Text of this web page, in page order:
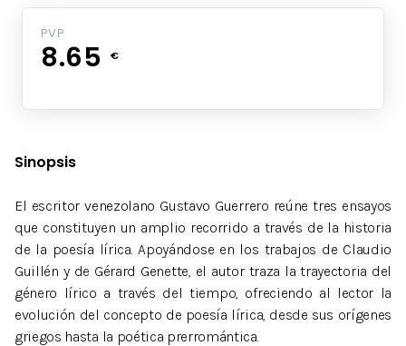
PVP
8.65 €
Sinopsis
El escritor venezolano Gustavo Guerrero reúne tres ensayos
que constituyen un amplio recorrido a través de la historia
de la poesía lírica. Apoyándose en los trabajos de Claudio
Guillén y de Gérard Genette, el autor traza la trayectoria del
género lírico a través del tiempo, ofreciendo al lector la
evolución del concepto de poesía lírica, desde sus orígenes
griegos hasta la poética prerromántica.